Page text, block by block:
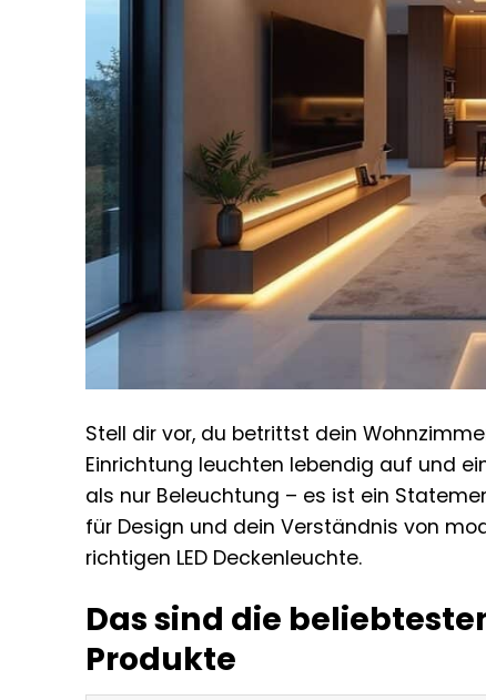
Stell dir vor, du betrittst dein
Einrichtung leuchten lebendig auf und
als nur Beleuchtung – es ist ein
für Design und dein Verständnis von
richtigen LED Deckenleuchte.
Das sind die
Produkte